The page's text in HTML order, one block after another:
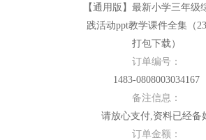
【通用版】最新小学三年级
践活动ppt教学课件全集（23
打包下载）
订单编号：
1483-0808003034167
备注信息：
请放心支付,资料已经备
订单金额：